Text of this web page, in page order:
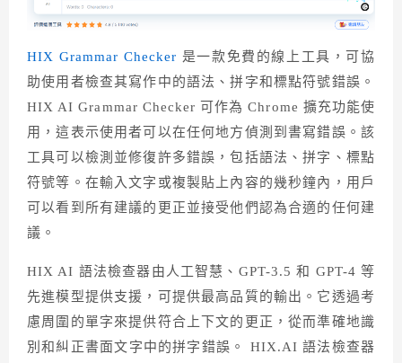
HIX Grammar Checker 是一款免費的線上工具，可協
助使用者檢查其寫作中的語法、拼字和標點符號錯誤。
HIX AI Grammar Checker 可作為 Chrome 擴充功能使
用，這表示使用者可以在任何地方偵測到書寫錯誤。該
工具可以檢測並修復許多錯誤，包括語法、拼字、標點
符號等。在輸入文字或複製貼上內容的幾秒鐘內，用戶
可以看到所有建議的更正並接受他們認為合適的任何建
議。
HIX AI 語法檢查器由人工智慧、GPT-3.5 和 GPT-4 等
先進模型提供支援，可提供最高品質的輸出。它透過考
慮周圍的單字來提供符合上下文的更正，從而準確地識
別和糾正書面文字中的拼字錯誤。 HIX.AI 語法檢查器